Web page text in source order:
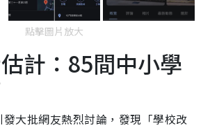
點擊圖片放大
計：85間中小學
大批網友熱烈討論，發現「學校改